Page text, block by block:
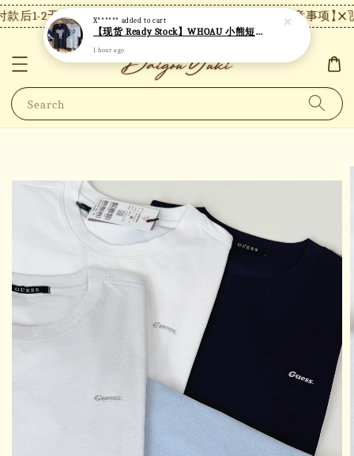
后1-2天内发货，24小时内未付款将自动取消。 【注意事项】
Search
X****** added to cart
【现货 Ready Stock】WHOAU 小熊短袖 W06
1 hour ago